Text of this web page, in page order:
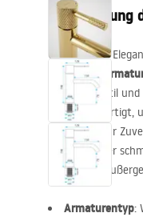
Genießen Sie
luxuriösem Stil
Messing
sorgt auch für
Sie sich an der
mit diesem
Armaturentyp: